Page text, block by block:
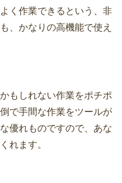
く作業できるという、非
、かなりの高機能で使え
もしれない作業をポチポ
で手間な作業をツールが
優れものですので、あな
れます。